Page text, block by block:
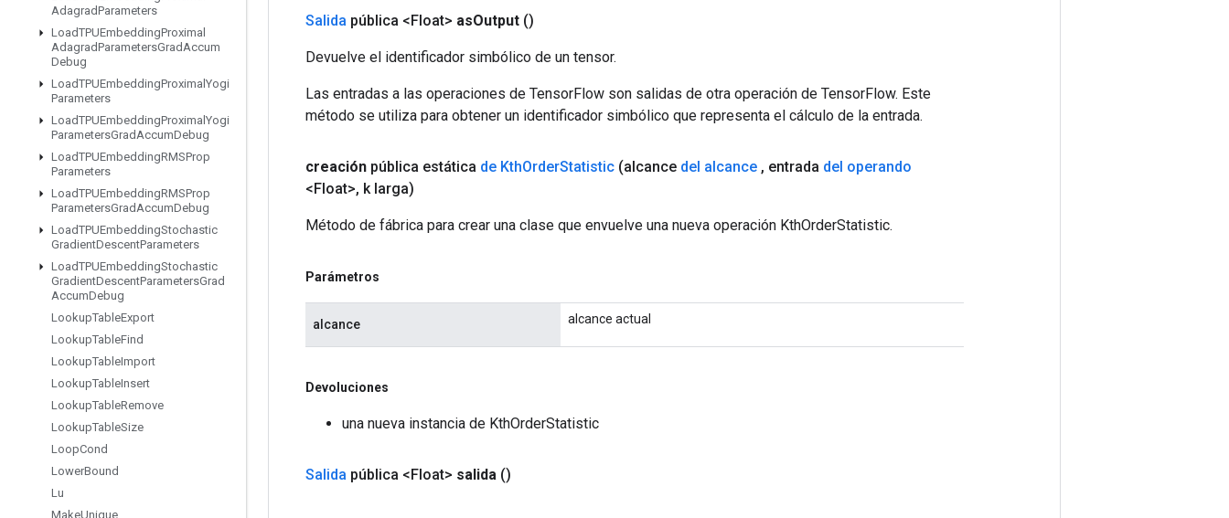
AdagradParameters
LoadTPUEmbeddingProximal
AdagradParametersGradAccum
Debug
LoadTPUEmbeddingProximal Yogi
Parameters
LoadTPUEmbeddingProximal Yogi
ParametersGradAccumDebug
LoadTPUEmbeddingRMSProp
Parameters
LoadTPUEmbeddingRMSProp
ParametersGradAccumDebug
LoadTPUEmbeddingStochastic
GradientDescentParameters
LoadTPUEmbeddingStochastic
GradientDescentParametersGrad
AccumDebug
LookupTableExport
LookupTableFind
LookupTableImport
LookupTableInsert
LookupTableRemove
LookupTableSize
LoopCond
LowerBound
Lu
MakeUnique
Salida pública <Float> asOutput ()
Devuelve el identificador simbólico de un tensor.
Las entradas a las operaciones de TensorFlow son salidas de otra operación de TensorFlow. Este
método se utiliza para obtener un identificador simbólico que representa el cálculo de la entrada.
creación pública estática de KthOrderStatistic (alcance del alcance , entrada del operando
<Float>, k larga)
Método de fábrica para crear una clase que envuelve una nueva operación KthOrderStatistic.
Parámetros
alcance alcance actual
Devoluciones
una nueva instancia de KthOrderStatistic
Salida pública <Float> salida ()